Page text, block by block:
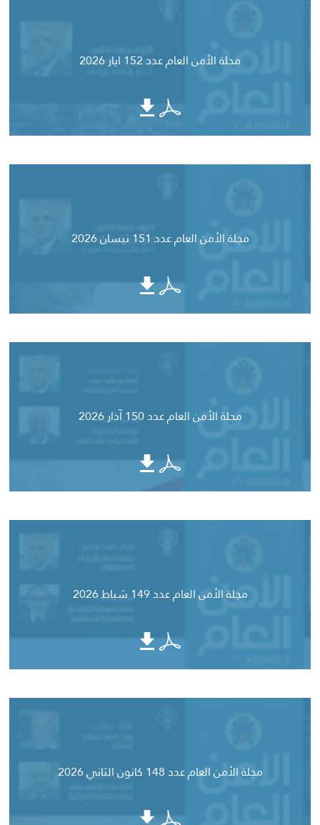
مجلة الأمن العام عدد 152 ايار 2026
مجلة الأمن العام عدد 151 نيسان 2026
مجلة الأمن العام عدد 150 آذار 2026
مجلة الأمن العام عدد 149 شباط 2026
مجلة الأمن العام عدد 148 كانون الثاني 2026